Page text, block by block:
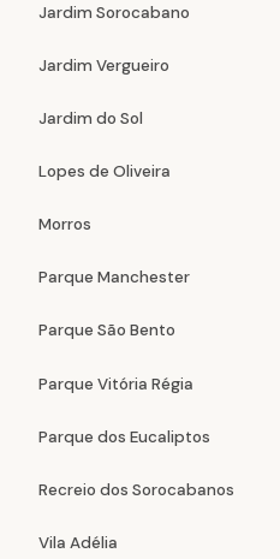
Jardim Sorocabano
Jardim Vergueiro
Jardim do Sol
Lopes de Oliveira
Morros
Parque Manchester
Parque São Bento
Parque Vitória Régia
Parque dos Eucaliptos
Recreio dos Sorocabanos
Vila Adélia